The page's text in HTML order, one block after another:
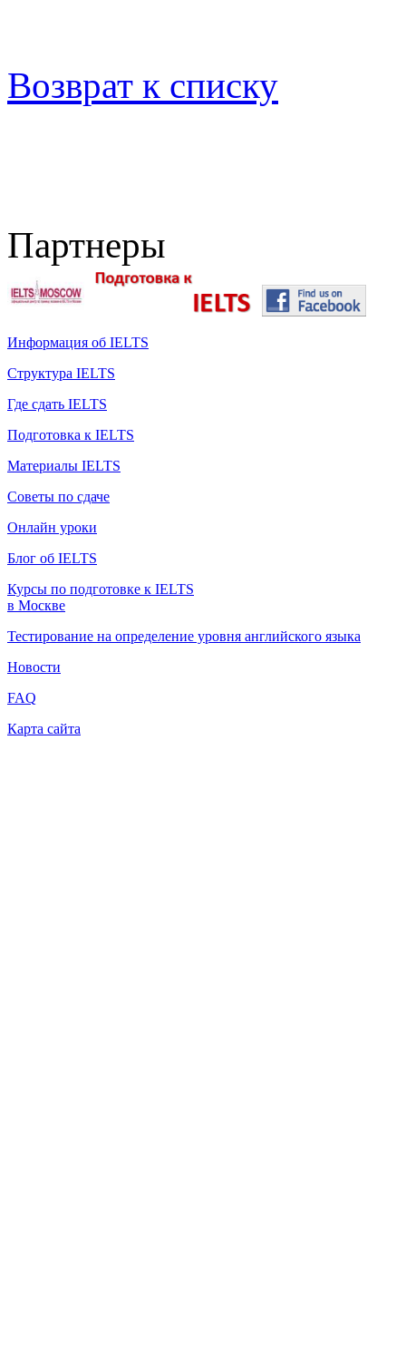
Возврат к списку
Партнеры
Информация об IELTS
Структура IELTS
Где сдать IELTS
Подготовка к IELTS
Материалы IELTS
Советы по сдаче
Онлайн уроки
Блог об IELTS
Курсы по подготовке к IELTS
в Москве
Тестирование на определение уровня английского языка
Новости
FAQ
Карта сайта